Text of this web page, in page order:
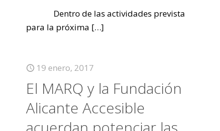
Dentro de las actividades prevista
para la próxima […]
19 enero, 2017
El MARQ y la Fundación
Alicante Accesible